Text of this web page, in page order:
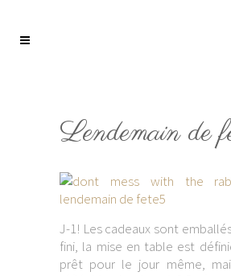
Lendemain de
J-1! Les cadeaux sont
fini, la mise en table est
prêt pour le jour même,